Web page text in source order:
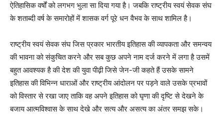
ऐतिहासिक वर्षों को लगभग भुला सा दिया गया है। जबकि राष्ट्रीय स्वयं सेवक संघ
के शताब्दी वर्ष के समारोहों में शासक वर्ग पूरे धन वैभव के साथ शामिल है।
राष्ट्रीय स्वयं सेवक संघ जिस प्रकार भारतीय इतिहास की व्यापकता और समन्वय
की भावना को संकुचित करने और सब कुछ अपने नाम दर्ज करने में लगा है उसमें
बहुत आवश्यक है की देश की युवा पीढ़ी जिसे जेन-जी कहते हैं उसके सामने
इतिहास की विभिन्न धाराओं और राष्ट्रीय आंदोलन पर पड़ने वाले उसके प्रभावों
को विस्तार से रखा जाए ताकि वह अपने इतिहास को घृणा की दृष्टि से देखने के
बजाय आत्मविश्वास के साथ देखे और सत्य और असत्य का अंतर समझ सके।